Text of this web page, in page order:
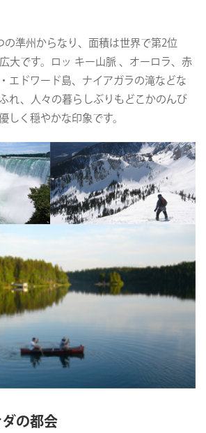
の準州からなり、面積は世界で第2位
大です。ロッ キー山脈 、オーロラ、赤
エドワード島、ナイアガラの滝などな
れ、人々の暮らしぶりもどこかのんび
しく穏やかな印象です。
の都会